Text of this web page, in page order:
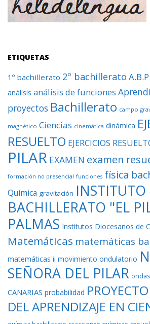
ETIQUETAS
1º bachillerato 2º bachillerato A.B.P.
análisis análisis de funciones
proyectos Bachillerato campo
magnético Ciencias cinemática dinámica
RESUELTO EJERCICIOS
PILAR EXAMEN examen
formación no presencial funciones física
Química gravitación INSTITUTO
BACHILLERATO "EL
PALMAS Institutos Diocesanos de
Matemáticas matemáticas
matemáticas ii movimiento ondulatorio
SEÑORA DEL PILAR ondas
CANARIAS probabilidad
DEL APRENDIZAJE EN